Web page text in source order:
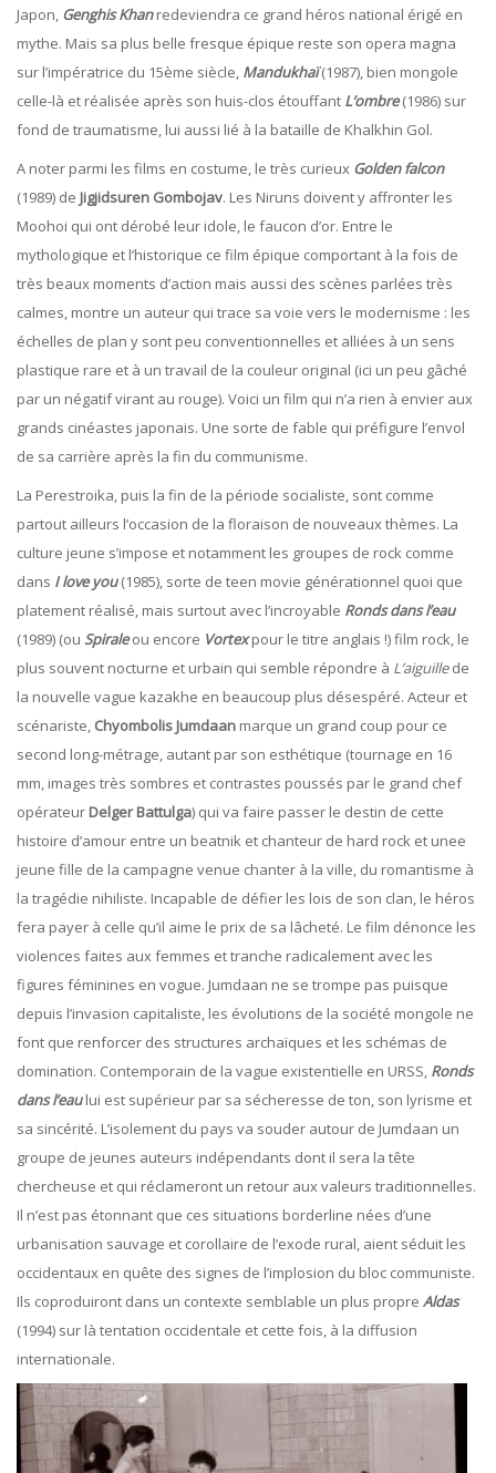
Japon, Genghis Khanredeviendra ce grand héros national érigé en
mythe. Mais sa plus belle fresque épique reste son opera magna
sur l’impératrice du 15ème siècle, Mandukhaï(1987), bien mongole
celle-là et réalisée après son huis-clos étouffant L’ombre(1986) sur
fond de traumatisme, lui aussi lié à la bataille de Khalkhin Gol.
A noter parmi les films en costume, le très curieux Golden falcon
(1989) de Jigjidsuren Gombojav. Les Niruns doivent y affronter les
Moohoi qui ont dérobé leur idole, le faucon d’or. Entre le
mythologique et l’historique ce film épique comportant à la fois de
très beaux moments d’action mais aussi des scènes parlées très
calmes, montre un auteur qui trace sa voie vers le modernisme : les
échelles de plan y sont peu conventionnelles et alliées à un sens
plastique rare et à un travail de la couleur original (ici un peu gâché
par un négatif virant au rouge). Voici un film qui n’a rien à envier aux
grands cinéastes japonais. Une sorte de fable qui préfigure l’envol
de sa carrière après la fin du communisme.
La Perestroika, puis la fin de la période socialiste, sont comme
partout ailleurs l’occasion de la floraison de nouveaux thèmes. La
culture jeune s’impose et notamment les groupes de rock comme
dans I love you(1985), sorte de teen movie générationnel quoi que
platement réalisé, mais surtout avec l’incroyable Ronds dans l’eau
(1989) (ou Spiraleou encore Vortexpour le titre anglais !) film rock, le
plus souvent nocturne et urbain qui semble répondre à L’aiguillede
la nouvelle vague kazakhe en beaucoup plus désespéré. Acteur et
scénariste, Chyombolis Jumdaan marque un grand coup pour ce
second long-métrage, autant par son esthétique (tournage en 16
mm, images très sombres et contrastes poussés par le grand chef
opérateur Delger Battulga) qui va faire passer le destin de cette
histoire d’amour entre un beatnik et chanteur de hard rock et unee
jeune fille de la campagne venue chanter à la ville, du romantisme à
la tragédie nihiliste. Incapable de défier les lois de son clan, le héros
fera payer à celle qu’il aime le prix de sa lâcheté. Le film dénonce les
violences faites aux femmes et tranche radicalement avec les
figures féminines en vogue. Jumdaan ne se trompe pas puisque
depuis l’invasion capitaliste, les évolutions de la société mongole ne
font que renforcer des structures archaïques et les schémas de
domination. Contemporain de la vague existentielle en URSS, Ronds
dans l’eaului est supérieur par sa sécheresse de ton, son lyrisme et
sa sincérité. L’isolement du pays va souder autour de Jumdaan un
groupe de jeunes auteurs indépendants dont il sera la tête
chercheuse et qui réclameront un retour aux valeurs traditionnelles.
Il n’est pas étonnant que ces situations borderline nées d’une
urbanisation sauvage et corollaire de l’exode rural, aient séduit les
occidentaux en quête des signes de l’implosion du bloc communiste.
Ils coproduiront dans un contexte semblable un plus propre Aldas
(1994) sur là tentation occidentale et cette fois, à la diffusion
internationale.